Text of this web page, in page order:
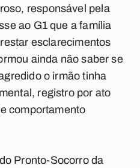
responsável pela
ao G1 que a família
esclarecimentos
ainda não saber se
o irmão tinha
registro por ato
comportamento
Pronto-Socorro da